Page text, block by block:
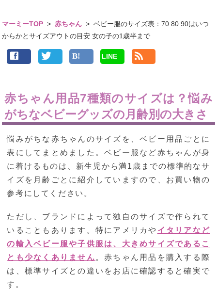
マーミーTOP >赤ちゃん >ベビー服のサイズ表：70 80 90はいつ
からかとサイズアウトの目安 女の子の1歳半まで
LINE
赤ちゃん用品7種類のサイズは？悩み
がちなベビーグッズの月齢別の大きさ
悩みがちな赤ちゃんのサイズを、ベビー用品ごとに
表にしてまとめました。ベビー服など赤ちゃんが身
に着けるものは、新生児から満1歳までの標準的なサ
イズを月齢ごとに紹介していますので、お買い物の
参考にしてください。
ただし、ブランドによって独自のサイズで作られて
いることもあります。特にアメリカや イタリアなど
の輸入ベビー服や子供服は、大きめサイズであるこ
とも少なくありません 。赤ちゃん用品を購入する際
は、標準サイズとの違いをお店に確認すると確実で
す。